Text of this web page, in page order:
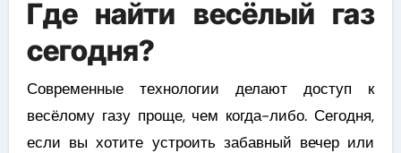
Где найти весёлый газ
сегодня?
Современные технологии делают доступ к
весёлому газу проще, чем когда-либо. Сегодня,
если вы хотите устроить забавный вечер или